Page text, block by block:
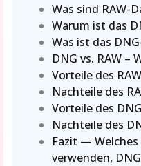
Was sind RAW-
Warum ist das
Was ist das
DNG vs. RAW –
Vorteile des
Nachteile des
Vorteile des
Nachteile des
Fazit —
verwenden,